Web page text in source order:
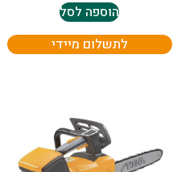
הוספה לסל
לתשלום מיידי